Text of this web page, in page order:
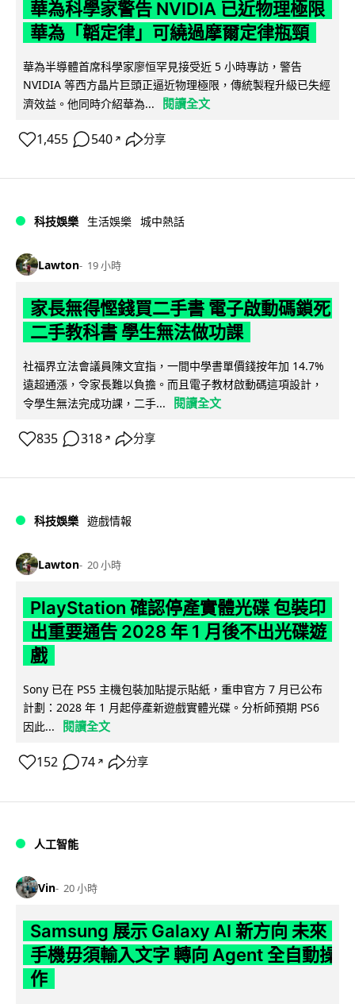
華為科學家警告 NVIDIA 已近物理極限
華為「韜定律」可繞過摩爾定律瓶頸
華為半導體首席科學家廖恒罕見接受近 5 小時專訪，警告
NVIDIA 等西方晶片巨頭正逼近物理極限，傳統製程升級已失經
濟效益。他同時介紹華為...
閱讀全文
1,455 540 ↗ 分享
科技娛樂 生活娛樂 城中熱話
Lawton 19 小時
家長無得慳錢買二手書 電子啟動碼鎖死
二手教科書 學生無法做功課
社福界立法會議員陳文宜指，一間中學書單價錢按年加 14.7%
遠超通漲，令家長難以負擔。而且電子教材啟動碼這項設計，
令學生無法完成功課，二手...
閱讀全文
835 318 ↗ 分享
科技娛樂 遊戲情報
Lawton 20 小時
PlayStation 確認停產實體光碟 包裝印
出重要通告 2028 年 1 月後不出光碟遊
戲
Sony 已在 PS5 主機包裝加貼提示貼紙，重申官方 7 月已公布
計劃：2028 年 1 月起停產新遊戲實體光碟。分析師預期 PS6
因此...
閱讀全文
152 74 ↗ 分享
人工智能
Vin 20 小時
Samsung 展示 Galaxy AI 新方向 未來
手機毋須輸入文字 轉向 Agent 全自動操
作